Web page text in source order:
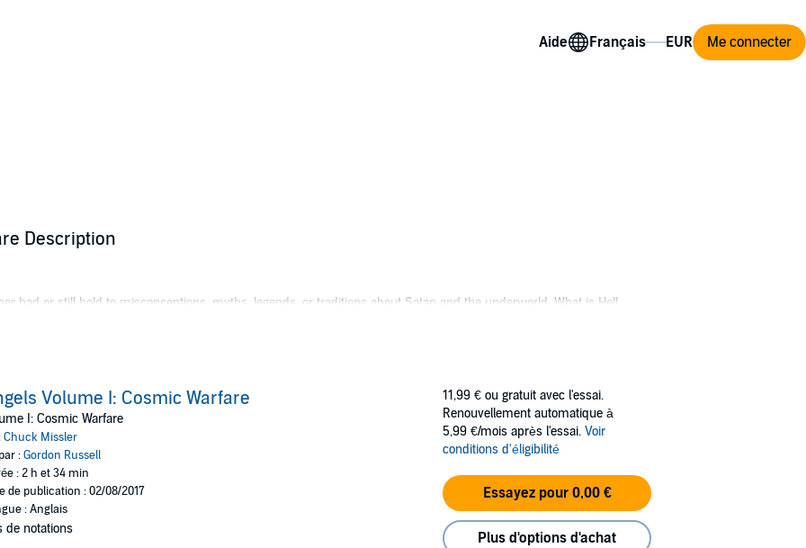
Aide Me connecter
Description
had or still hold to misconceptions, myths, legends, or traditions about Satan and the underworld. What is Hell,
Volume I: Cosmic Warfare
I: Cosmic Warfare
Chuck Missler
:Gordon Russell
: 2 h et 34 min
de publication : 02/08/2017
: Anglais
de notations
11,99 € ou gratuit avec l'essai.
Renouvellement automatique à
5,99 €/mois après l'essai. Voir
conditions d'éligibilité
Essayez pour 0,00 €
Plus d'options d'achat